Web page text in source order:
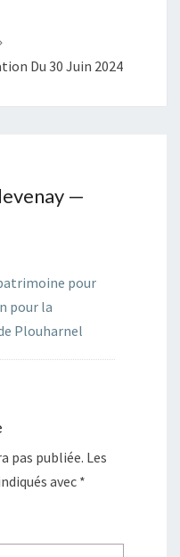
Du 30 Juin 2024
—
pour
pour la
Plouharnel
pas publiée. Les
avec *